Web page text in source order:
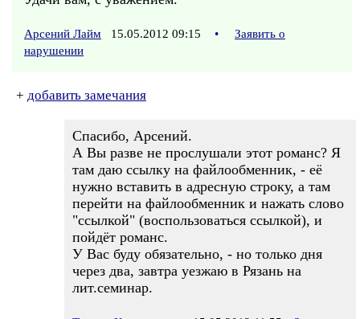
Арсений Лайм 15.05.2012 09:15 •
Заявить о
нарушении
+ добавить замечания
Спасибо, Арсений.
А Вы разве не прослушали этот романс? Я
там даю ссылку на файлообменник, - её
нужно вставить в адресную строку, а там
перейти на файлообменник и нажать слово
"ссылкой" (воспользоваться ссылкой), и
пойдёт романс.
У Вас буду обязательно, - но только дня
через два, завтра уезжаю в Рязань на
лит.семинар.